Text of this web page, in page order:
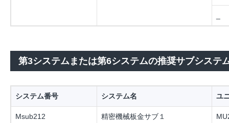
第3システムまたは第6システムの推奨サブシステ
システム番号 システム名 ユ
Msub212 精密機械板金サブ１